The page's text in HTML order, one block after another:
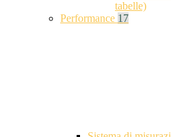
tabelle)
Performance 17